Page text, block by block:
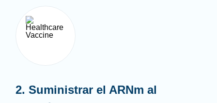
2. Suministrar el ARNm al